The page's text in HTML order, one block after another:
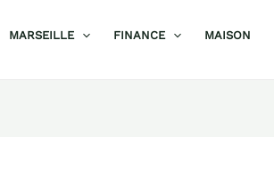
MARSEILLE FINANCE MAISON